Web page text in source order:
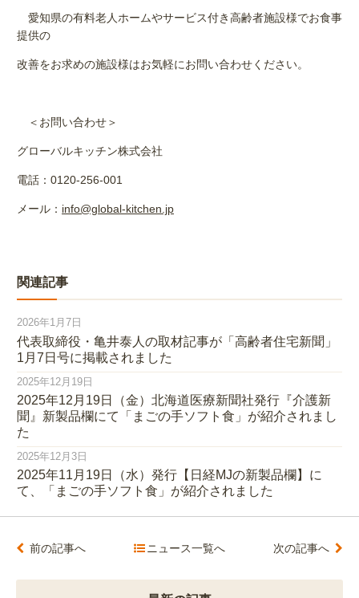
愛知県の有料老人ホームやサービス付き高齢者施設様でお食事
提供の
改善をお求めの施設様はお気軽にお問い合わせください。
＜お問い合わせ＞
グローバルキッチン株式会社
電話： 0120-256-001
メール： info@global-kitchen.jp
関連記事
2026年1月7日
代表取締役・亀井泰人の取材記事が「高齢者住宅新聞」
1月7日号に掲載されました
2025年12月19日
2025年12月19日（金）北海道医療新聞社発行『介護新
聞』新製品欄にて「まごの手ソフト食」が紹介されまし
た
2025年12月3日
2025年11月19日（水）発行【日経MJの新製品欄】に
て、「まごの手ソフト食」が紹介されました
前の記事へ ニュース一覧へ 次の記事へ